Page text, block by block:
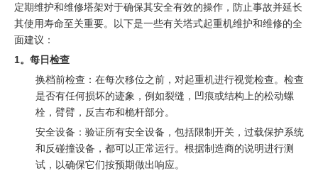
定期维护和维修塔架对于确保其安全有效的操作，防止事故并延长
其使用寿命至关重要。以下是一些有关塔式起重机维护和维修的全
面建议：
1。每日检查
换档前检查：在每次移位之前，对起重机进行视觉检查。检查
是否有任何损坏的迹象，例如裂缝，凹痕或结构上的松动螺
栓，臂臂，反吉布和桅杆部分。
安全设备：验证所有安全设备，包括限制开关，过载保护系统
和反碰撞设备，都可以正常运行。根据制造商的说明进行测
试，以确保它们按预期做出响应。